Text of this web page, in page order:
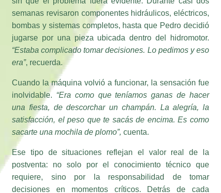
bombas y sistemas completos, hasta que Pedro decidió
jugarse por una pieza ubicada dentro del hidromotor.
“Estaba complicado tomar decisiones. Lo pedimos y eso
era”, recuerda.
Cuando la máquina volvió a funcionar, la sensación fue
inolvidable.“Era como que teníamos ganas de hacer
una fiesta, de descorchar un champán. La alegría, la
satisfacción, el peso que te sacás de encima. Es como
sacarte una mochila de plomo”,cuenta.
Ese tipo de situaciones reflejan el valor real de la
postventa: no solo por el conocimiento técnico que
requiere, sino por la responsabilidad de tomar
decisiones en momentos críticos. Detrás de cada
asistencia hay una máquina que debe volver al lote, un